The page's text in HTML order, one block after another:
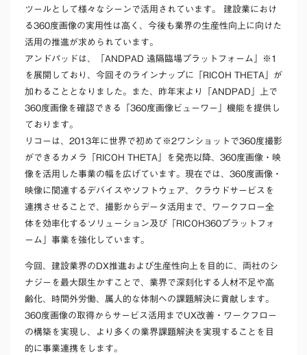
ツールとして様々なシーンで活用されています。 建設業におけ
る360度画像の実用性は高く、今後も業界の生産性向上に向けた
活用の推進が求められています。
アンドパッドは、「ANDPAD 遠隔臨場プラットフォーム」※1
を展開しており、今回そのラインナップに「RICOH THETA」が
加わることとなりました。また、昨年末より「ANDPAD」上で
360度画像を確認できる「360度画像ビューワー」機能を提供し
ております。
リコーは、2013年に世界で初めて※2ワンショットで360度撮影
ができるカメラ「RICOH THETA」を発売以降、360度画像・映
像を活用した事業の幅を広げています。現在では、360度画像・
映像に関連するデバイスやソフトウェア、クラウドサービスを
連携させることで、撮影からデータ活用まで、ワークフロー全
体を効率化するソリューション及び「RICOH360プラットフォ
ーム」事業を強化しています。
今回、建設業界のDX推進および生産性向上を目的に、両社のシ
ナジーを最大限生かすことで、業界で深刻化する人材不足や高
齢化、時間外労働、属人的な体制への課題解決に貢献します。
360度画像の取得からサービス活用までUX改善・ワークフロー
の構築を実現し、より多くの業界課題解決を実現することを目
的に事業連携をします。